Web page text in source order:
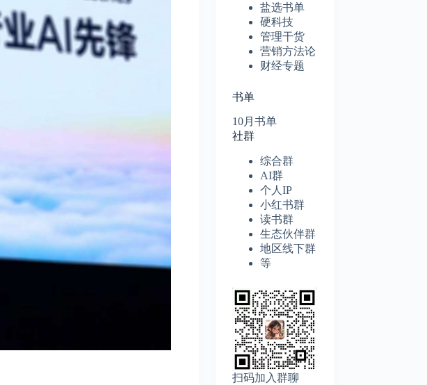
盐选书单
硬科技
管理干货
营销方法论
财经专题
书单
10月书单
社群
综合群
AI群
个人IP
小红书群
读书群
生态伙伴群
地区线下群
等
扫码加入群聊